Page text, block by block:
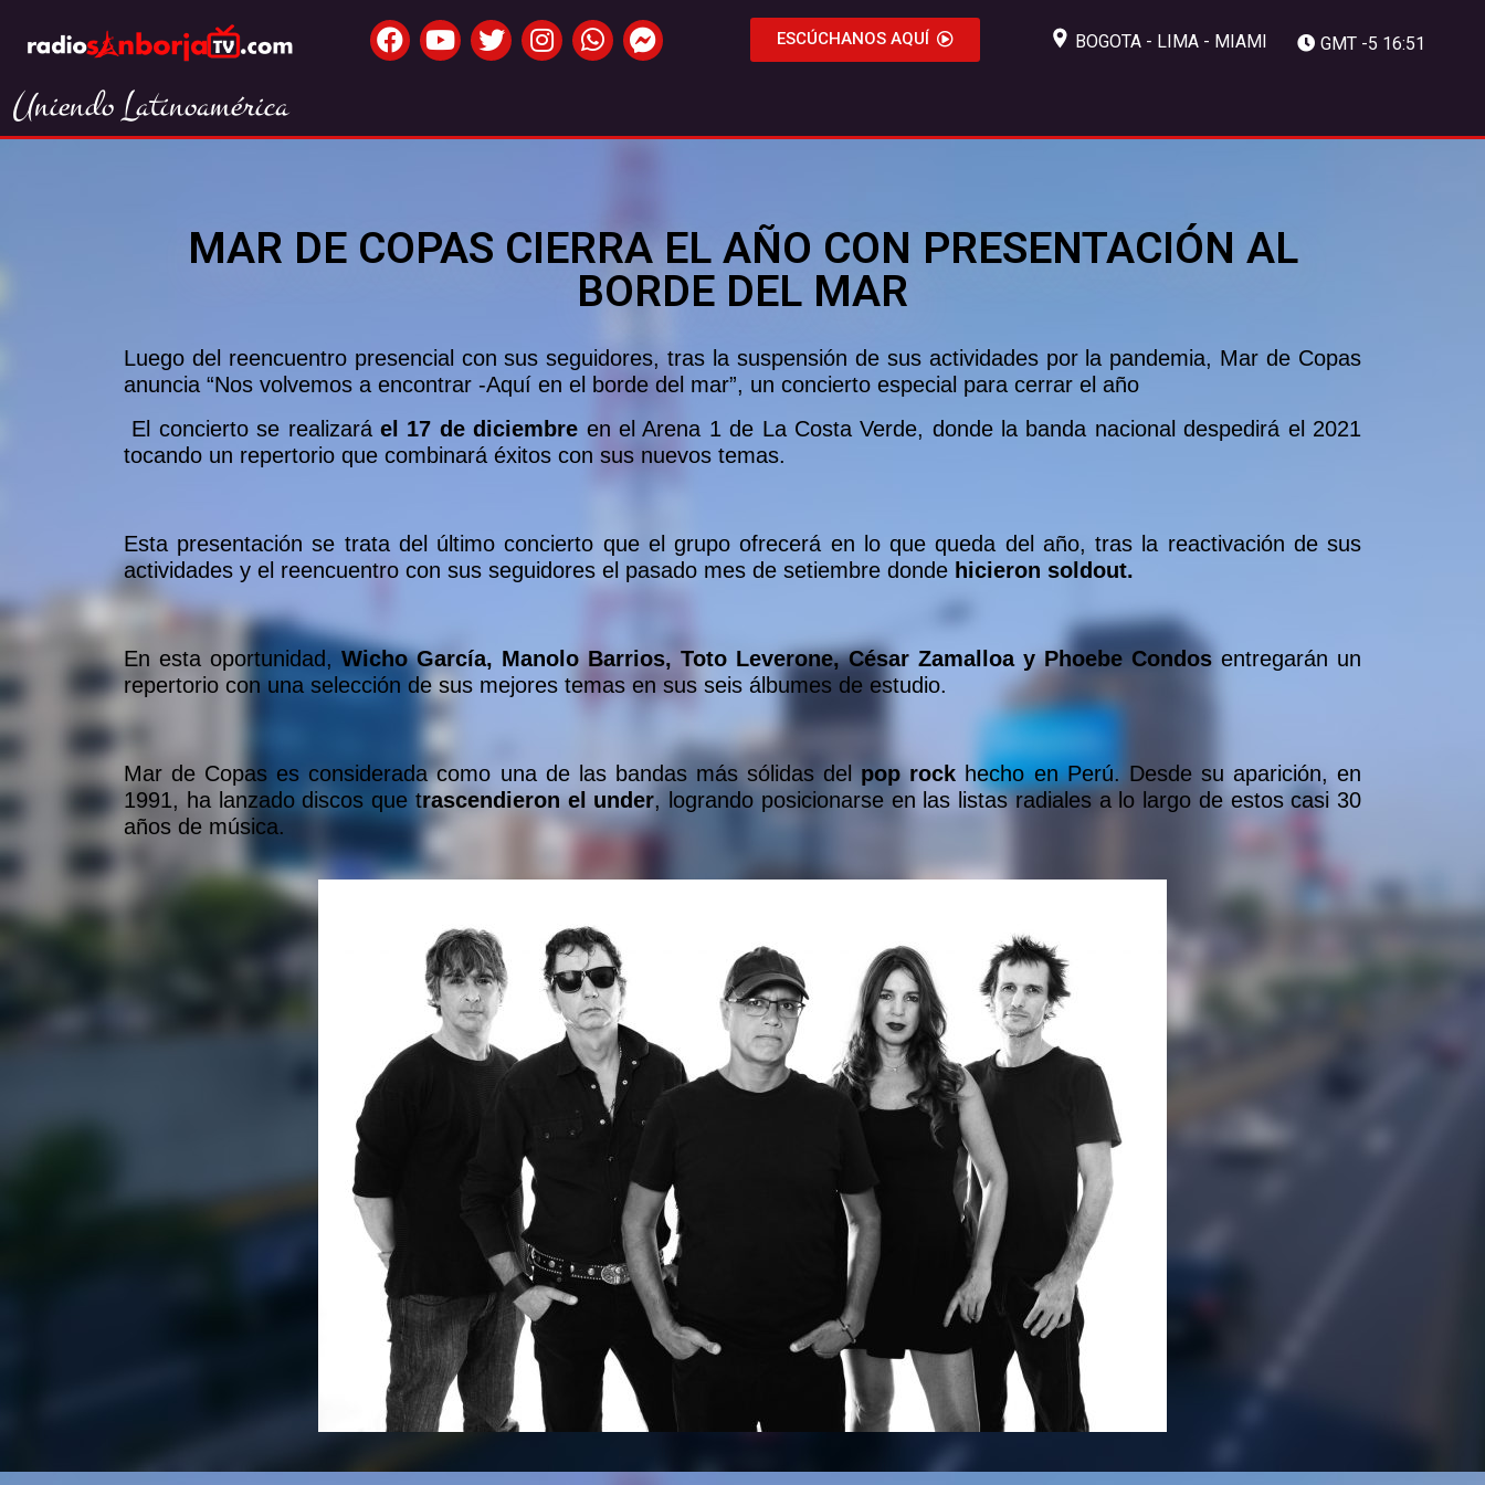
ESCÚCHANOS AQUÍ BOGOTA - LIMA - MIAMI GMT -5 16:51
Uniendo Latinoamérica
MAR DE COPAS CIERRA EL AÑO CON PRESENTACIÓN AL
BORDE DEL MAR
Luego del reencuentro presencial con sus seguidores, tras la suspensión de sus actividades por la pandemia, Mar de Copas
anuncia “Nos volvemos a encontrar -Aquí en el borde del mar”, un concierto especial para cerrar el año
El concierto se realizará el 17 de diciembre en el Arena 1 de La Costa Verde, donde la banda nacional despedirá el 2021
tocando un repertorio que combinará éxitos con sus nuevos temas.
Esta presentación se trata del último concierto que el grupo ofrecerá en lo que queda del año, tras la reactivación de sus
actividades y el reencuentro con sus seguidores el pasado mes de setiembre donde hicieron soldout.
En esta oportunidad, Wicho García, Manolo Barrios, Toto Leverone, César Zamalloa y Phoebe Condos entregarán un
repertorio con una selección de sus mejores temas en sus seis álbumes de estudio.
Mar de Copas es considerada como una de las bandas más sólidas del pop rock hecho en Perú. Desde su aparición, en
1991, ha lanzado discos que trascendieron el under, logrando posicionarse en las listas radiales a lo largo de estos casi 30
años de música.